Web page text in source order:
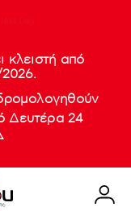
κλειστή από
Δευτέρα 24